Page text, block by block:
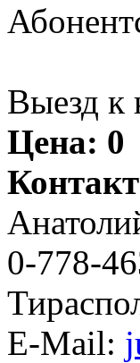
Выезд к
Цена: 0
0-778-
E-Mail: